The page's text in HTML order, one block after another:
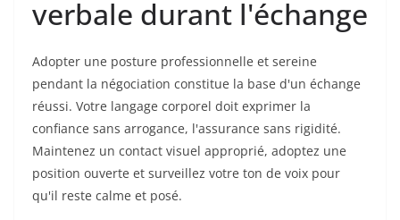
verbale durant l'échange
Adopter une posture professionnelle et sereine
pendant la négociation constitue la base d'un échange
réussi. Votre langage corporel doit exprimer la
confiance sans arrogance, l'assurance sans rigidité.
Maintenez un contact visuel approprié, adoptez une
position ouverte et surveillez votre ton de voix pour
qu'il reste calme et posé.